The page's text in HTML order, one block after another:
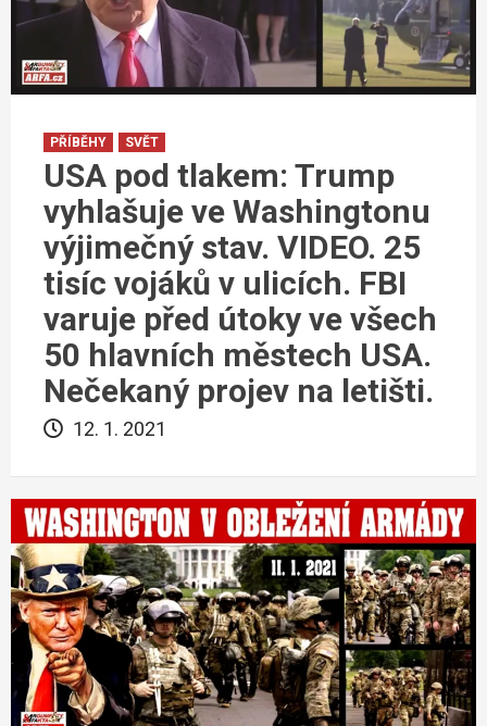
PŘÍBĚHY SVĚT
USA pod tlakem: Trump
vyhlašuje ve Washingtonu
výjimečný stav. VIDEO. 25
tisíc vojáků v ulicích. FBI
varuje před útoky ve všech
50 hlavních městech USA.
Nečekaný projev na letišti.
12. 1. 2021